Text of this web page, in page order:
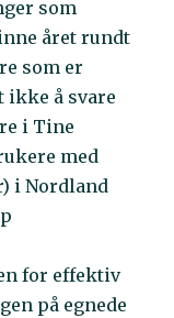
som
året rundt
som er
ikke å svare
i Tine
med
i Nordland
for effektiv
på egnede